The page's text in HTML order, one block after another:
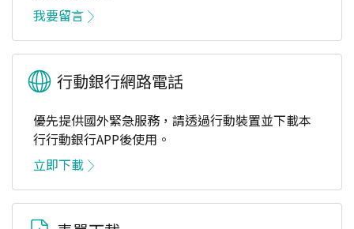
我要留言
行動銀行網路電話
優先提供國外緊急服務，請透過行動裝置並下載本
行行動銀行APP後使用。
立即下載